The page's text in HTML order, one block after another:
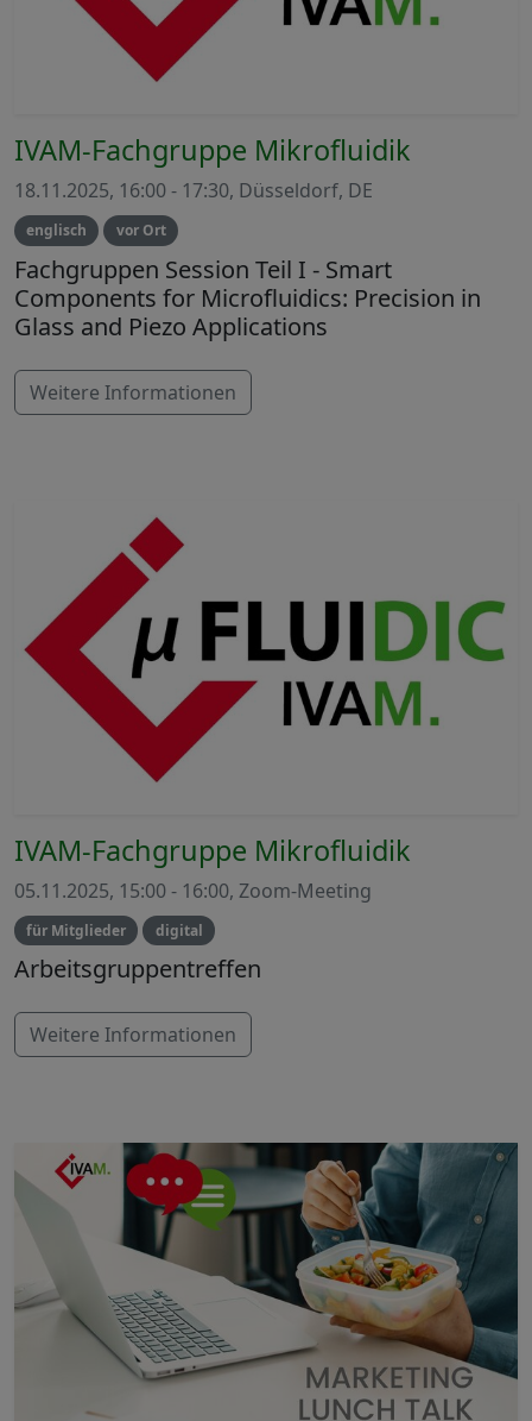
IVAM-Fachgruppe Mikrofluidik
18.11.2025, 16:00 - 17:30, Düsseldorf, DE
englisch vor Ort
Fachgruppen Session Teil I - Smart
Components for Microfluidics: Precision in
Glass and Piezo Applications
Weitere Informationen
IVAM-Fachgruppe Mikrofluidik
05.11.2025, 15:00 - 16:00, Zoom-Meeting
für Mitglieder digital
Arbeitsgruppentreffen
Weitere Informationen